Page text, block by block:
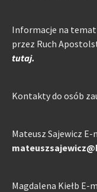
Informacje na
przez Ruch
tutaj.
Kontakty do osób
Mateusz Sajewicz E-
Magdalena Kiełb E-